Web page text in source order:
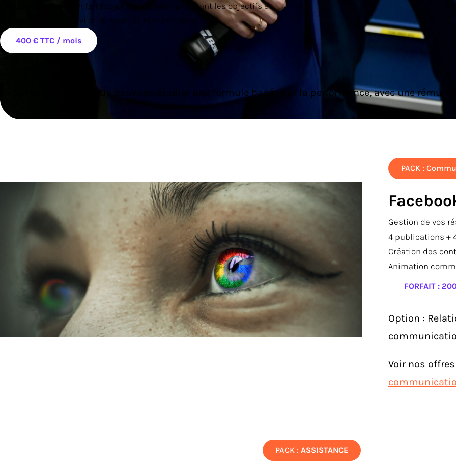
Chaque collaboration fait l’objet d’un contrat précisant les objectifs et
les modalités de suivi et le mode de rémunération.
400 € TTC / mois
Option succès : Nous pouvons étudier une formule basée sur la performance, avec une
PACK :
Gestion de vos
4 publications +
Création des
Animation
FORFAIT :
Option :
Voir nos
PACK : ASSISTANCE